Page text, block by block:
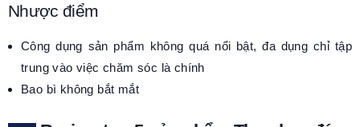
Nhược điểm
Công dụng sản phẩm không quá nổi bật, đa dụng chỉ tập
trung vào việc chăm sóc là chính
Bao bì không bắt mắt